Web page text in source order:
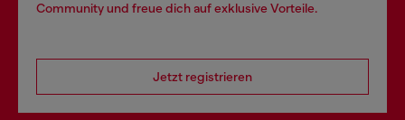
Community und freue dich auf exklusive Vorteile.
Jetzt registrieren